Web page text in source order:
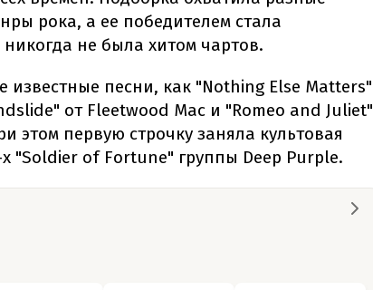
рока, а ее победителем стала
не была хитом чартов.
известные песни, как "Nothing Else Matters"
от Fleetwood Mac и "Romeo and Juliet"
этом первую строчку заняла культовая
"Soldier of Fortune" группы Deep Purple.